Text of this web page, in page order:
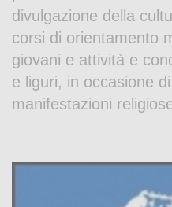
divulgazione della
corsi di orientamento
giovani e attività e
e liguri, in occasione
manifestazioni